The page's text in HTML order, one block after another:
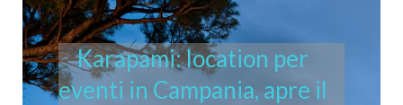
Karapami: location per
eventi in Campania, apre il